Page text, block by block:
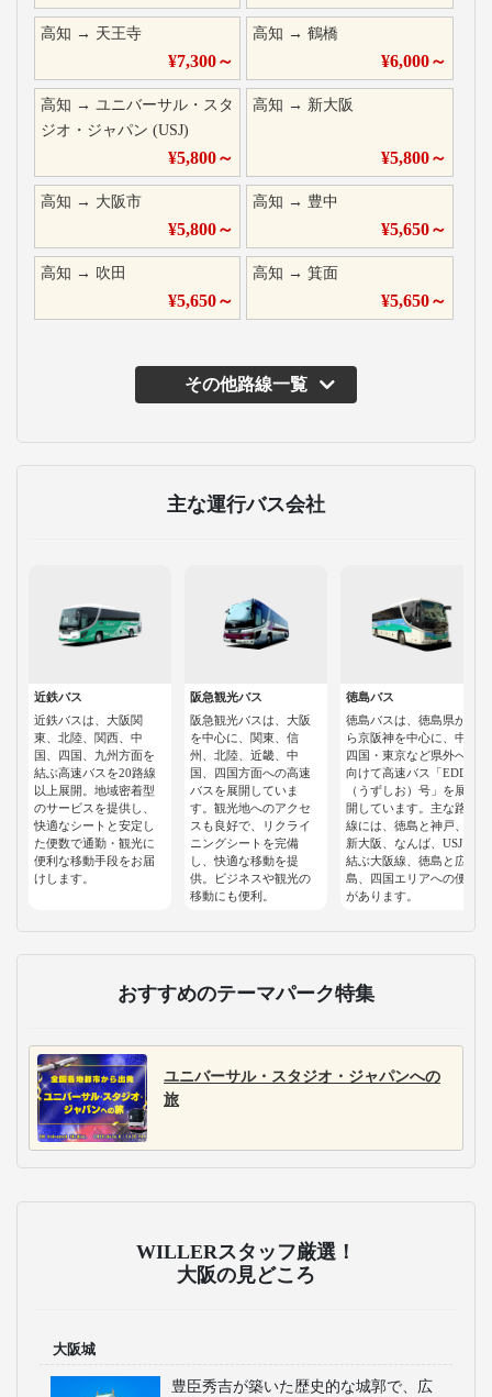
高知 → 天王寺
¥7,300～
高知 →鶴橋
¥6,000～
高知 → ユニバーサル・スタ
ジオ・ジャパン (USJ)
¥5,800～
高知 → 新大阪
¥5,800～
高知 → 大阪市
¥5,800～
高知 → 豊中
¥5,650～
高知 → 吹田
¥5,650～
高知 →箕面
¥5,650～
その他路線一覧
主な運行バス会社
近鉄バス
近鉄バスは、大阪関
東、北陸、関西、中
国、四国、九州方面を
結ぶ高速バスを20路線
以上展開。地域密着型
のサービスを提供し、
快適なシートと安定し
た便数で通勤・観光に
便利な移動手段をお届
けします。
阪急観光バス
阪急観光バスは、大阪
を中心に、関東、信
州、北陸、近畿、中
国、四国方面への高速
バスを展開していま
す。観光地へのアクセ
スも良好で、リクライ
ニングシートを完備
し、快適な移動を提
供。ビジネスや観光の
移動にも便利。
徳島バス
徳島バスは、徳島県か
ら京阪神を中心に、中
四国・東京など県外へ
向けて高速バス「EDDY
（うずしお）号」を展
開しています。主な路
線には、徳島と神戸、
新大阪、なんば、USJを
結ぶ大阪線、徳島と広
島、四国エリアへの便
があります。
おすすめのテーマパーク特集
ユニバーサル・スタジオ・ジャパンへの
旅
WILLERスタッフ厳選！
大阪の見どころ
大阪城
豊臣秀吉が築いた歴史的な城郭で、広